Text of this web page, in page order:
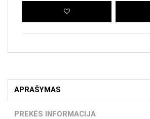
APRAŠYMAS
PREKĖS INFORMACIJA